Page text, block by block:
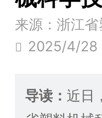
来源：浙江
2025/4/28
导读： 近日